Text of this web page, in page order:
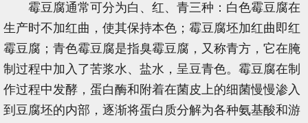
霉豆腐通常可分为白、红、青三种：白色霉豆腐在
生产时不加红曲，使其保持本色；霉豆腐坯加红曲即红
霉豆腐；青色霉豆腐是指臭霉豆腐，又称青方，它在腌
制过程中加入了苦浆水、盐水，呈豆青色。霉豆腐在制
作过程中发酵，蛋白酶和附着在菌皮上的细菌慢慢渗入
到豆腐坯的内部，逐渐将蛋白质分解为各种氨基酸和游